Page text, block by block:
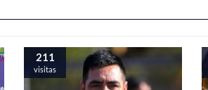
211
visitas